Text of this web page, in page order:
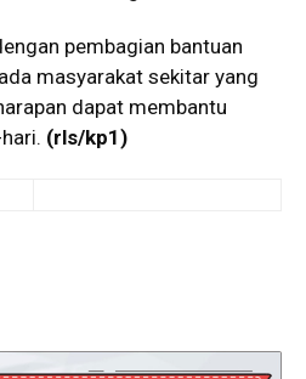
pembagian bantuan
masyarakat sekitar yang
dapat membantu
(rls/kp1)